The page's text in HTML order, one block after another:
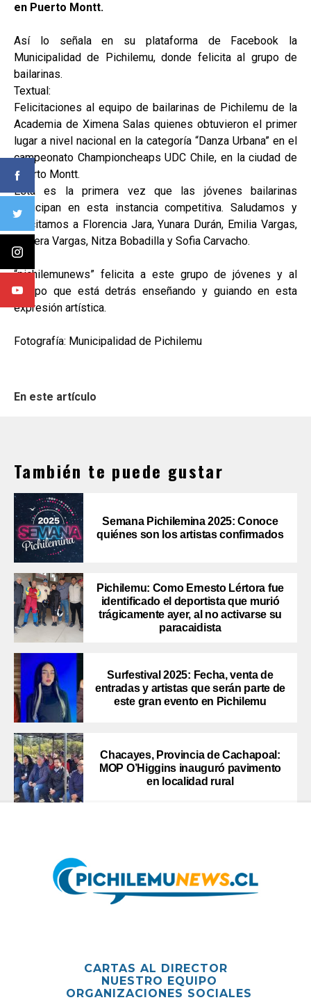
en Puerto Montt.
Así lo señala en su plataforma de Facebook la
Municipalidad de Pichilemu, donde felicita al grupo de
bailarinas.
Textual:
Felicitaciones al equipo de bailarinas de Pichilemu de la
Academia de Ximena Salas quienes obtuvieron el primer
lugar a nivel nacional en la categoría “Danza Urbana” en el
campeonato Championcheaps UDC Chile, en la ciudad de
Puerto Montt.
Esta es la primera vez que las jóvenes bailarinas
participan en esta instancia competitiva. Saludamos y
felicitamos a Florencia Jara, Yunara Durán, Emilia Vargas,
Javiera Vargas, Nitza Bobadilla y Sofia Carvacho.
“pichilemunews” felicita a este grupo de jóvenes y al
equipo que está detrás enseñando y guiando en esta
expresión artística.
Fotografía: Municipalidad de Pichilemu
En este artículo
También te puede gustar
Semana Pichilemina 2025: Conoce
quiénes son los artistas confirmados
Pichilemu: Como Ernesto Lértora fue
identificado el deportista que murió
trágicamente ayer, al no activarse su
paracaidista
Surfestival 2025: Fecha, venta de
entradas y artistas que serán parte de
este gran evento en Pichilemu
Chacayes, Provincia de Cachapoal:
MOP O’Higgins inauguró pavimento
en localidad rural
CARTAS AL DIRECTOR
NUESTRO EQUIPO
ORGANIZACIONES SOCIALES